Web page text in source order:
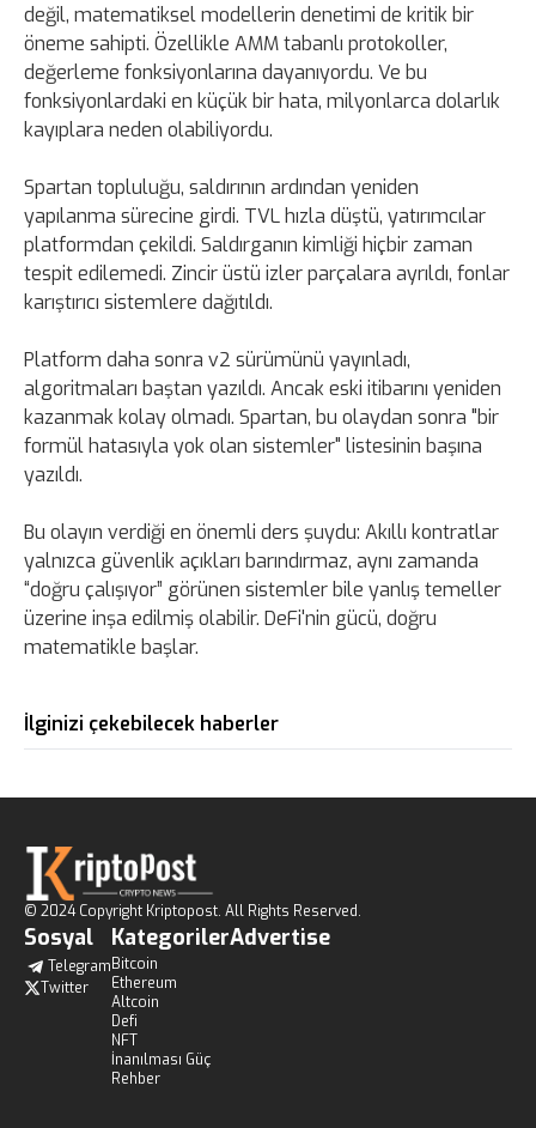
değil, matematiksel modellerin denetimi de kritik bir
öneme sahipti. Özellikle AMM tabanlı protokoller,
değerleme fonksiyonlarına dayanıyordu. Ve bu
fonksiyonlardaki en küçük bir hata, milyonlarca dolarlık
kayıplara neden olabiliyordu.
Spartan topluluğu, saldırının ardından yeniden
yapılanma sürecine girdi. TVL hızla düştü, yatırımcılar
platformdan çekildi. Saldırganın kimliği hiçbir zaman
tespit edilemedi. Zincir üstü izler parçalara ayrıldı, fonlar
karıştırıcı sistemlere dağıtıldı.
Platform daha sonra v2 sürümünü yayınladı,
algoritmaları baştan yazıldı. Ancak eski itibarını yeniden
kazanmak kolay olmadı. Spartan, bu olaydan sonra "bir
formül hatasıyla yok olan sistemler" listesinin başına
yazıldı.
Bu olayın verdiği en önemli ders şuydu: Akıllı kontratlar
yalnızca güvenlik açıkları barındırmaz, aynı zamanda
“doğru çalışıyor” görünen sistemler bile yanlış temeller
üzerine inşa edilmiş olabilir. DeFi'nin gücü, doğru
matematikle başlar.
İlginizi çekebilecek haberler
© 2024 Copyright Kriptopost. All Rights Reserved.
Sosyal
Telegram
Twitter
Kategoriler
Bitcoin
Ethereum
Altcoin
Defi
NFT
İnanılması Güç
Rehber
Advertise